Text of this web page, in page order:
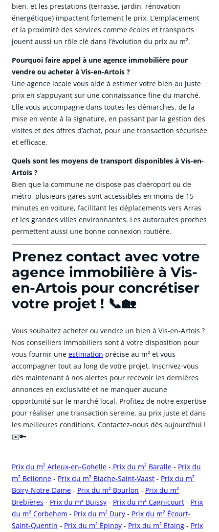
bien, et les prestations (terrasse, jardin, rénovation
énergétique) impactent fortement le prix. L’emplacement
et la proximité des services comme écoles et transports
jouent aussi un rôle clé dans l’évolution du prix au m².
Pourquoi faire appel à une agence immobilière pour
vendre ou acheter à Vis-en-Artois ?
Une agence locale vous aide à estimer votre bien au juste
prix en s’appuyant sur une connaissance fine du marché.
Elle vous accompagne dans toutes les démarches, de la
mise en vente à la signature, en passant par la gestion des
visites et des offres d’achat, pour une transaction sécurisée
et efficace.
Quels sont les moyens de transport disponibles à Vis-en-
Artois ?
Bien que la commune ne dispose pas d’aéroport ou de
métro, plusieurs gares sont accessibles en moins de 15
minutes en voiture, facilitant les déplacements vers Arras
et les grandes villes environnantes. Les autoroutes proches
permettent aussi une bonne connexion routière.
Prenez contact avec votre
agence immobilière à Vis-
en-Artois pour concrétiser
votre projet ! 📞🏡
Vous souhaitez acheter ou vendre un bien à Vis-en-Artois ?
Nos conseillers immobiliers sont à votre disposition pour
vous fournir une estimation précise au m² et vous
accompagner tout au long de votre projet. Inscrivez-vous
dès maintenant à nos alertes pour recevoir les dernières
annonces en exclusivité et ne manquer aucune
opportunité sur le marché local. Profitez de notre expertise
pour réaliser une transaction sereine, au prix juste et dans
les meilleures conditions. Contactez-nous dès aujourd’hui !
✉️🔑
Prix du m² Arleux-en-Gohelle - Prix du m² Baralle - Prix du
m² Bellonne - Prix du m² Biache-Saint-Vaast - Prix du m²
Boiry-Notre-Dame - Prix du m² Bourlon - Prix du m²
Brebières - Prix du m² Buissy - Prix du m² Cagnicourt - Prix
du m² Corbehem - Prix du m² Dury - Prix du m² Écourt-
Saint-Quentin - Prix du m² Épinoy - Prix du m² Étaing - Prix